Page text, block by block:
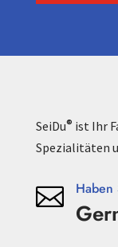
SeiDu® ist Ihr
Spezialitäten
 Haben